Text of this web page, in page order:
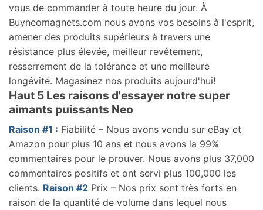
vous de commander à toute heure du jour. À
Buyneomagnets.com nous avons vos besoins à l'esprit,
amener des produits supérieurs à travers une
résistance plus élevée, meilleur revêtement,
resserrement de la tolérance et une meilleure
longévité. Magasinez nos produits aujourd'hui!
Haut 5 Les raisons d'essayer notre super
aimants puissants Neo
Raison #1 : Fiabilité – Nous avons vendu sur eBay et
Amazon pour plus 10 ans et nous avons la 99%
commentaires pour le prouver. Nous avons plus 37,000
commentaires positifs et ont servi plus 100,000 les
clients. Raison #2 Prix – Nos prix sont très forts en
raison de la quantité de volume dans lequel nous